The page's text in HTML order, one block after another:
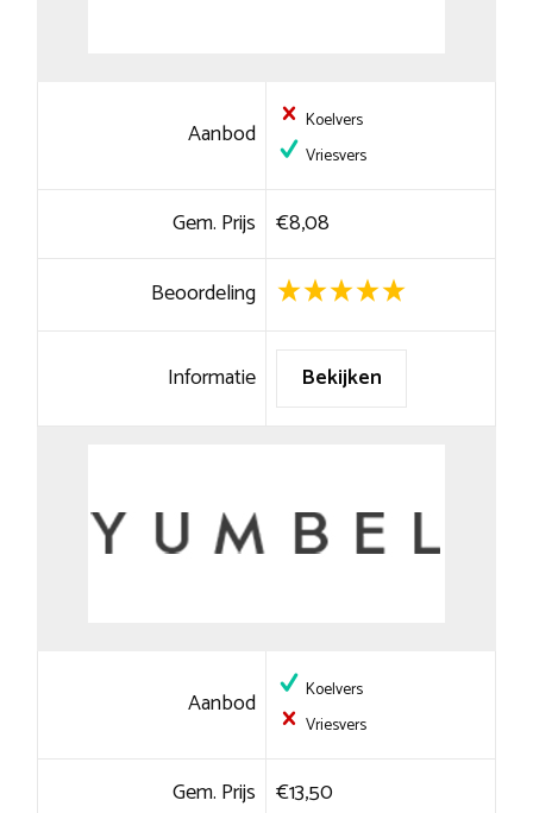
Aanbod
Koelvers
Vriesvers
Gem. Prijs €8,08
Beoordeling
Informatie Bekijken
Aanbod
Koelvers
Vriesvers
Gem. Prijs €13,50